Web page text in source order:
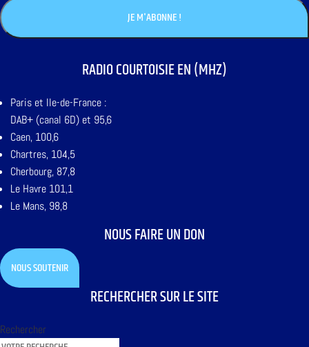
RADIO COURTOISIE EN (MHZ)
Paris et Ile-de-France :
DAB+ (canal 6D) et 95,6
Caen, 100,6
Chartres, 104,5
Cherbourg, 87,8
Le Havre 101,1
Le Mans, 98,8
NOUS FAIRE UN DON
NOUS SOUTENIR
RECHERCHER SUR LE SITE
Rechercher